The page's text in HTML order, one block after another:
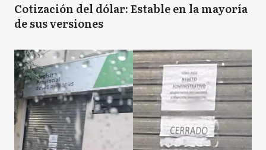
Cotización del dólar: Estable en la mayoría
de sus versiones